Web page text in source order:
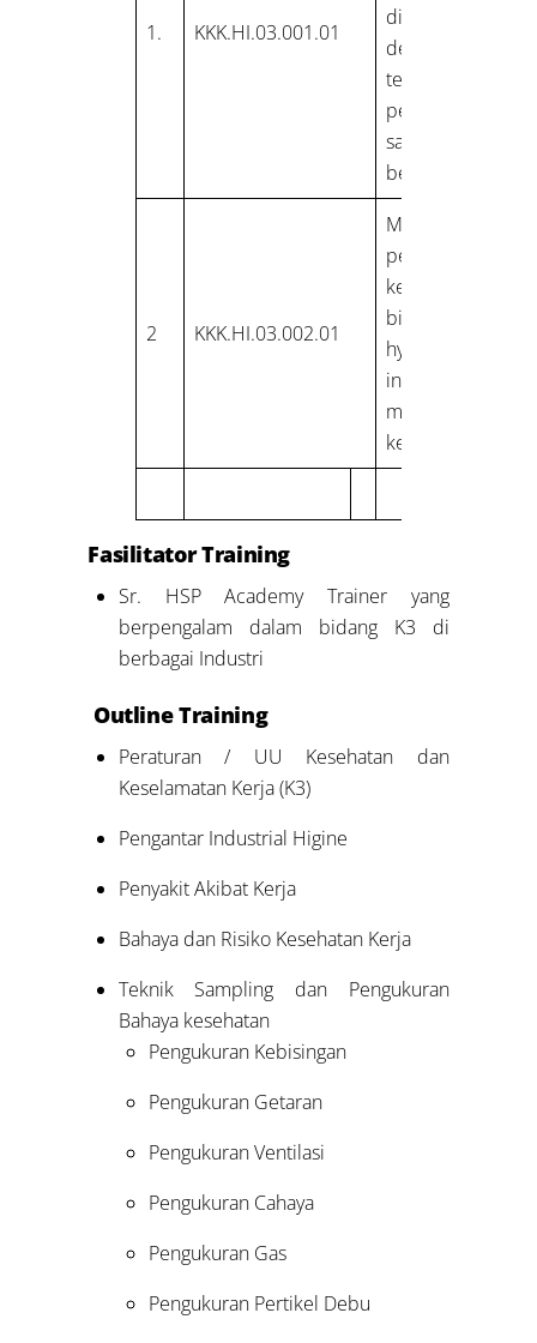
1. KKK.HI.03.001.01
di tempat kerja
dengan dengan
teknik
pengumpulan
sampel yang
benar
2 KKK.HI.03.002.01
Mengikuti
perubahan dan
kemajuan di
bidang profesi
hygiene
industry untuk
meningkatkan
kemampuannya
Fasilitator Training
Sr. HSP Academy Trainer yang
berpengalam dalam bidang K3 di
berbagai Industri
Outline Training
Peraturan / UU Kesehatan dan
Keselamatan Kerja (K3)
Pengantar Industrial Higine
Penyakit Akibat Kerja
Bahaya dan Risiko Kesehatan Kerja
Teknik Sampling dan Pengukuran
Bahaya kesehatan
Pengukuran Kebisingan
Pengukuran Getaran
Pengukuran Ventilasi
Pengukuran Cahaya
Pengukuran Gas
Pengukuran Pertikel Debu